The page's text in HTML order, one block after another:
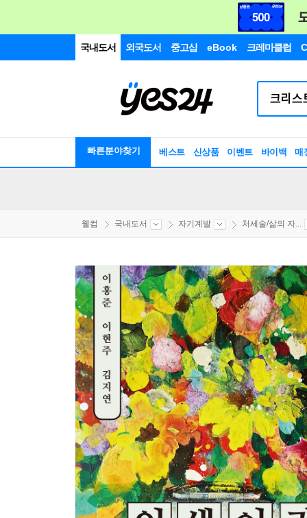
국내도서 외국도서 중고샵 eBook 크레마클럽
빠른분야찾기 베스트 신상품 이벤트 바이백 매
웰컴 국내도서 자기계발 처세술/삶의 자...